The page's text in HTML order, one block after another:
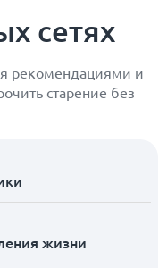
сетях
рекомендациями и
старение без
жизни